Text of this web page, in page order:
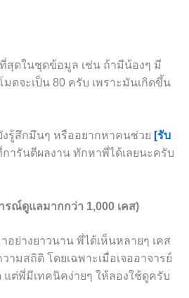
สุดในชุดข้อมูล เช่น ถ้ามีน้องๆ มี
มดจะเป็น 80 ครับ เพราะมันเกิดขึ้น
รู้สึกมึนๆ หรืออยากหาคนช่วย [รับ
ารันตีผลงาน ทักหาพี่ได้เลยนะครับ
ณ์ดูแลมากกว่า 1,000 เคส)
ย่างยาวนาน พี่ได้เห็นหลายๆ เคส
มสถิติ โดยเฉพาะเมื่อเจออาจารย์
แต่พี่มีเทคนิคง่ายๆ ให้ลองใช้ดูครับ